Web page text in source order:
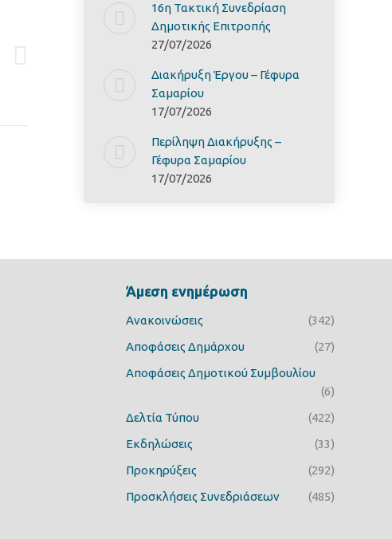
16η Τακτική Συνεδρίαση
Δημοτικής Επιτροπής
27/07/2026
Διακήρυξη Έργoυ – Γέφυρα
Σαμαρίoυ
17/07/2026
Περίληψη Διακήρυξης –
Γέφυρα Σαμαρίoυ
17/07/2026
Άμεση ενημέρωση
Ανακοινώσεις
(342)
Αποφάσεις Δημάρχου
(27)
Αποφάσεις Δημοτικού Συμβουλίου
(6)
Δελτία Τύπου
(422)
Εκδηλώσεις
(33)
Προκηρύξεις
(292)
Προσκλήσεις Συνεδριάσεων
(485)